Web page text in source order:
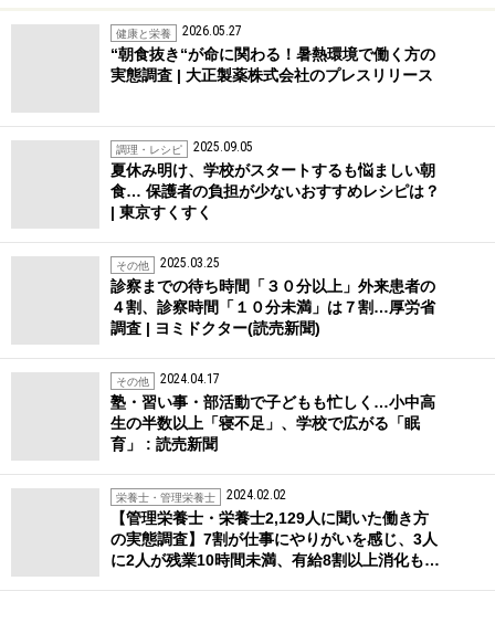
健康と栄養 2026.05.27
“朝食抜き“が命に関わる！暑熱環境で働く方の
実態調査 | 大正製薬株式会社のプレスリリース
調理・レシピ 2025.09.05
夏休み明け、学校がスタートするも悩ましい朝
食… 保護者の負担が少ないおすすめレシピは？
| 東京すくすく
その他 2025.03.25
診察までの待ち時間「３０分以上」外来患者の
４割、診察時間「１０分未満」は７割…厚労省
調査 | ヨミドクター(読売新聞)
その他 2024.04.17
塾・習い事・部活動で子どもも忙しく…小中高
生の半数以上「寝不足」、学校で広がる「眠
育」 : 読売新聞
栄養士・管理栄養士 2024.02.02
【管理栄養士・栄養士2,129人に聞いた働き方
の実態調査】7割が仕事にやりがいを感じ、3人
に2人が残業10時間未満、有給8割以上消化も…